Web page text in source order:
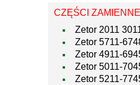
CZĘŚCI ZAMIENNE
Zetor 2011
Zetor 5711-
Zetor 4911-
Zetor 5011-
Zetor 5211-